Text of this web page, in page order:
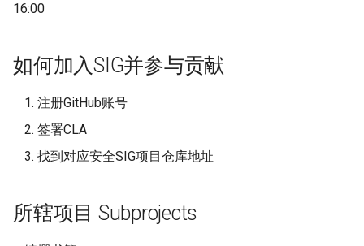
16:00
如何加入SIG并参与贡献
注册GitHub账号
签署CLA
找到对应安全SIG项目仓库地址
所辖项目 Subprojects